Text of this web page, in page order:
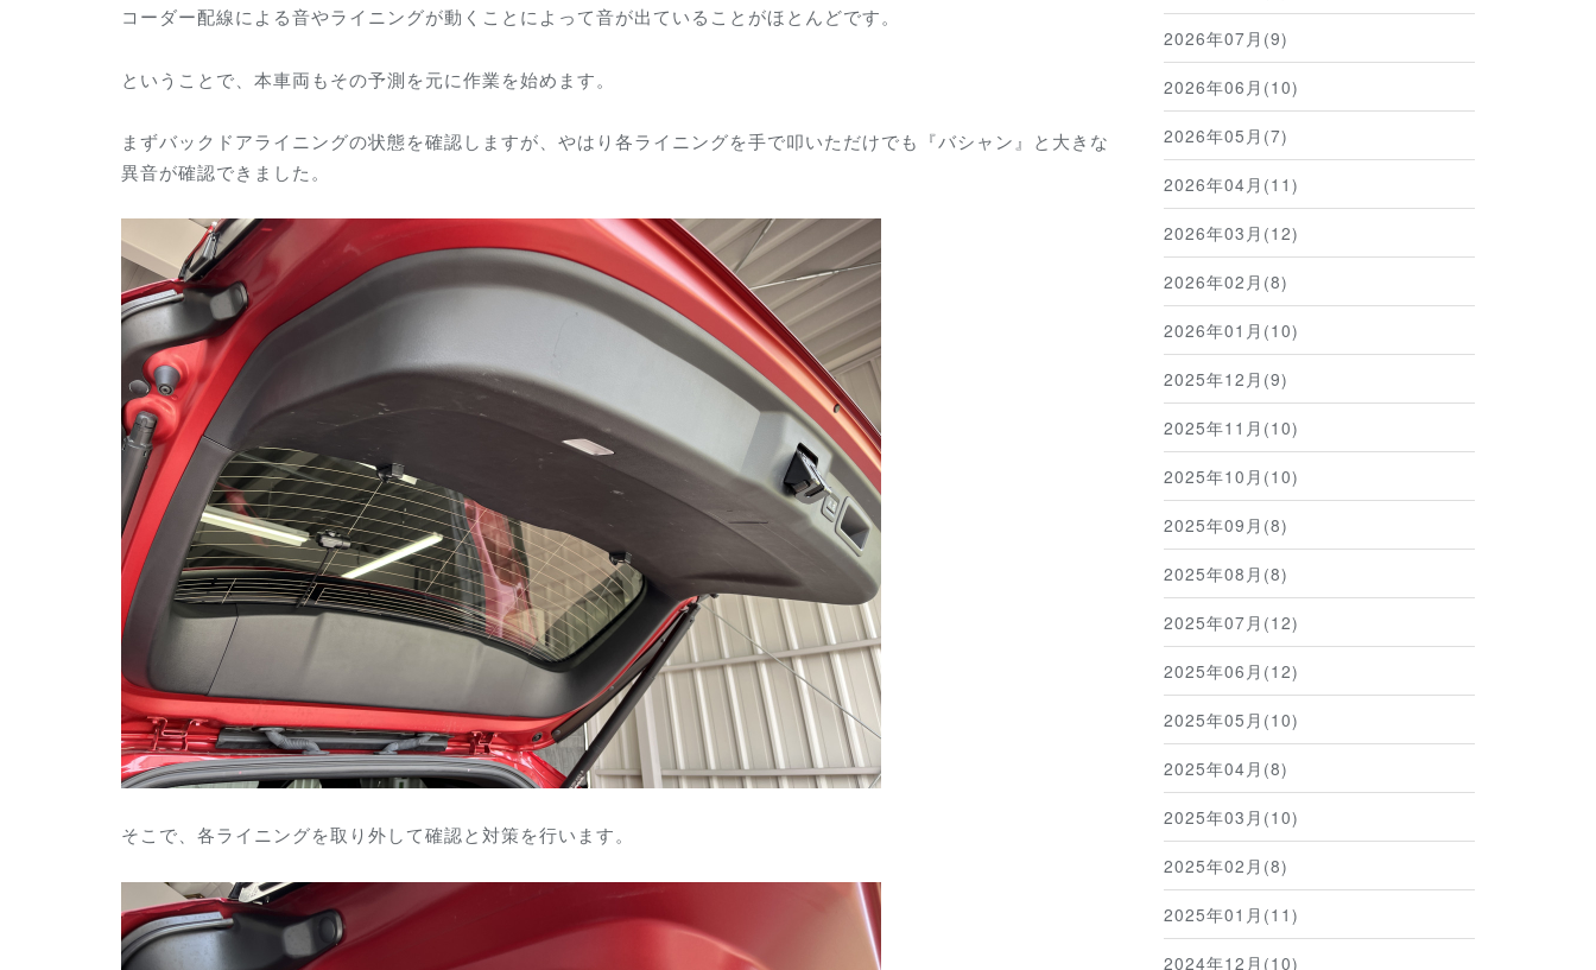
コーダー配線による音やライニングが動くことによって音が出ていることがほとんどです。
ということで、本車両もその予測を元に作業を始めます。
まずバックドアライニングの状態を確認しますが、やはり各ライニングを手で叩いただけでも『バシャン』と大きな
異音が確認できました。
そこで、各ライニングを取り外して確認と対策を行います。
2026年07月(9)
2026年06月(10)
2026年05月(7)
2026年04月(11)
2026年03月(12)
2026年02月(8)
2026年01月(10)
2025年12月(9)
2025年11月(10)
2025年10月(10)
2025年09月(8)
2025年08月(8)
2025年07月(12)
2025年06月(12)
2025年05月(10)
2025年04月(8)
2025年03月(10)
2025年02月(8)
2025年01月(11)
2024年12月(10)